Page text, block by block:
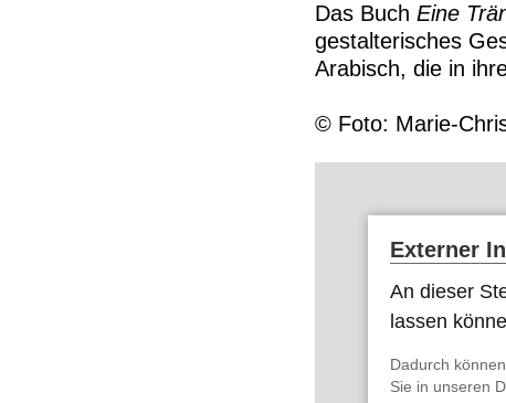
Das Buch Eine
gestalterisches
Arabisch, die in
© Foto: Marie-
Externer
An dieser
lassen
Dadurch
Sie in unseren